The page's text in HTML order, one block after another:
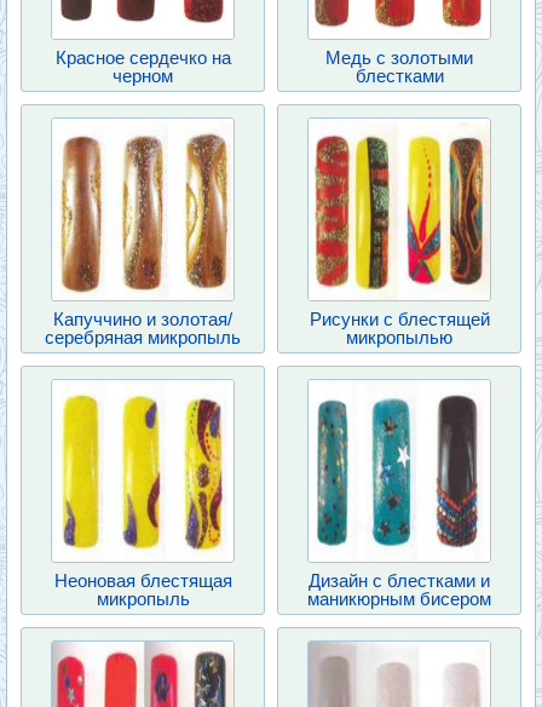
Красное сердечко на
черном
Медь с золотыми
блестками
Капуччино и золотая/
серебряная микропыль
Рисунки с блестящей
микропылью
Неоновая блестящая
микропыль
Дизайн с блестками и
маникюрным бисером